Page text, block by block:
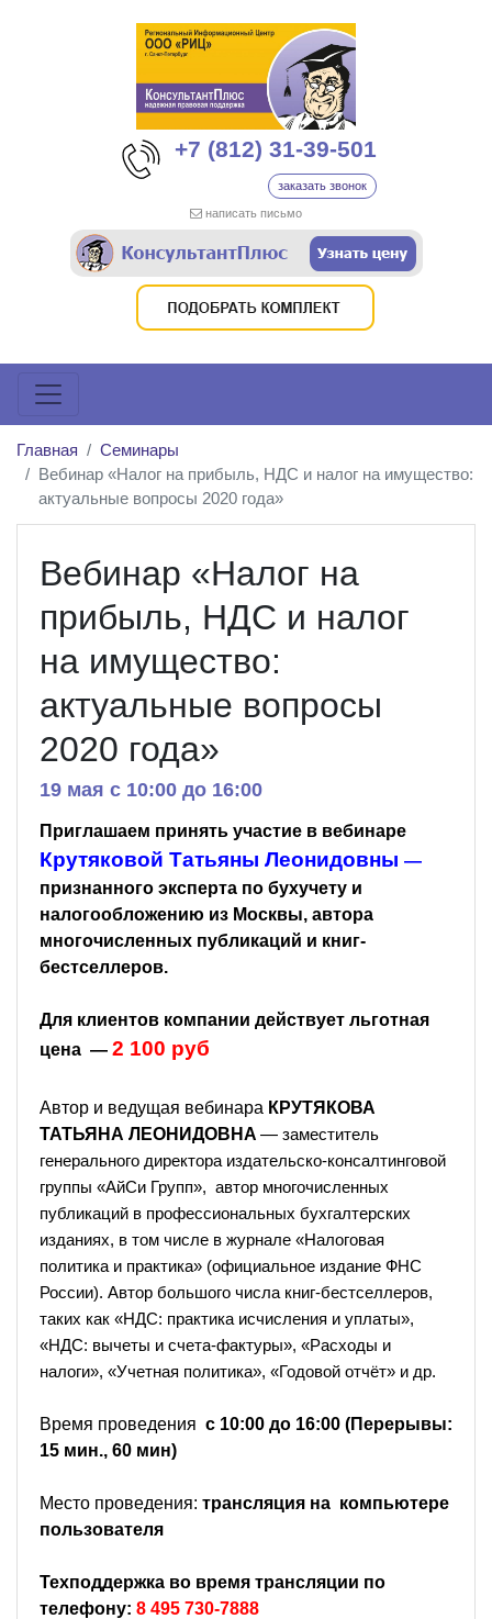
+7 (812) 31-39-501
заказать звонок
написать письмо
Главная
Семинары
Вебинар «Налог на прибыль, НДС и налог на имущество:
актуальные вопросы 2020 года»
Вебинар «Налог на
прибыль, НДС и налог
на имущество:
актуальные вопросы
2020 года»
19 мая c 10:00 до 16:00
Приглашаем принять участие в вебинаре
Крутяковой Татьяны Леонидовны —
признанного эксперта по бухучету и
налогообложению из Москвы, автора
многочисленных публикаций и книг-
бестселлеров.
Для клиентов компании действует льготная
цена — 2 100 руб
Автор и ведущая вебинара КРУТЯКОВА
ТАТЬЯНА ЛЕОНИДОВНА — заместитель
генерального директора издательско-консалтинговой
группы «АйСи Групп», автор многочисленных
публикаций в профессиональных бухгалтерских
изданиях, в том числе в журнале «Налоговая
политика и практика» (официальное издание ФНС
России). Автор большого числа книг-бестселлеров,
таких как «НДС: практика исчисления и уплаты»,
«НДС: вычеты и счета-фактуры», «Расходы и
налоги», «Учетная политика», «Годовой отчёт» и др.
Время проведения с 10:00 до 16:00 (Перерывы:
15 мин., 60 мин)
Место проведения: трансляция на компьютере
пользователя
Техподдержка во время трансляции по
телефону: 8 495 730-7888